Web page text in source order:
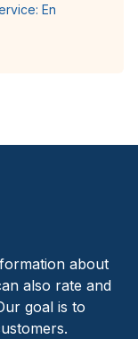
En
about
also rate and
goal is to